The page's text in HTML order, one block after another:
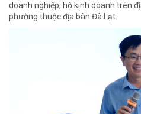
doanh nghiệp, hộ kinh doanh trên
phường thuộc địa bàn Đà Lạt.